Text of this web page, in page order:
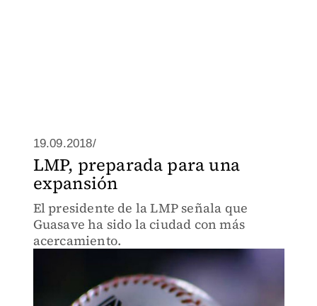
19.09.2018/
LMP, preparada para una
expansión
El presidente de la LMP señala que
Guasave ha sido la ciudad con más
acercamiento.